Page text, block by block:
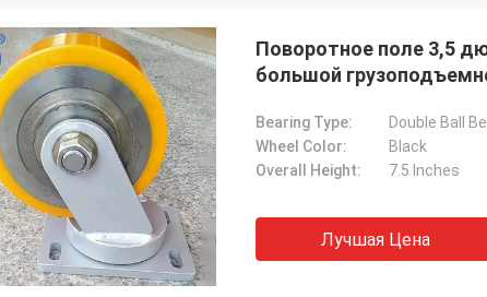
Поворотное поле 3,5
большой
Bearing Type:
Double Ball
Wheel Color:
Black
Overall Height:
7.5 Inches
Лучшая Цена